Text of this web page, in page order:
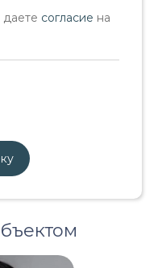
согласие на